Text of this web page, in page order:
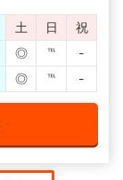
土 日
祝
◎ ℡
-
◎ ℡ -